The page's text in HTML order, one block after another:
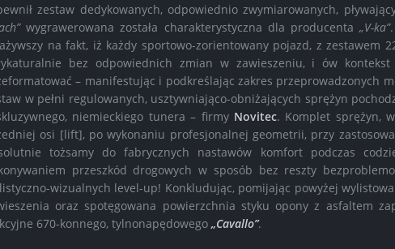
zestaw dedykowanych, odpowiednio zwymiarowanych,
wygrawerowana została charakterystyczna dla producenta„V-ka”.
na fakt, iż każdy sportowo-zorientowany pojazd, z zestawem
bez odpowiednich zmian w zawieszeniu, i ów
– manifestując i podkreślając zakres przeprowadzonych
w pełni regulowanych, usztywniająco-obniżających sprężyn
niemieckiego tunera – firmy Novitec. Komplet sprężyn,
osi [lift], po wykonaniu profesjonalnej geometrii, przy
tożsamy do fabrycznych nastawów komfort podczas
przeszkód drogowych w sposób bez reszty
wizualnych level-up! Konkludując, pomijając powyżej
oraz spotęgowana powierzchnia styku opony z asfaltem
670-konnego, tylnonapędowego „Cavallo”.